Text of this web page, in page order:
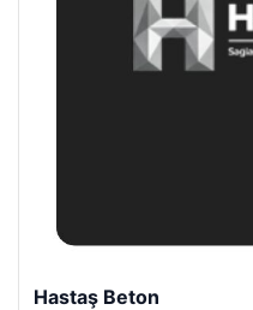
Prenses Night Club